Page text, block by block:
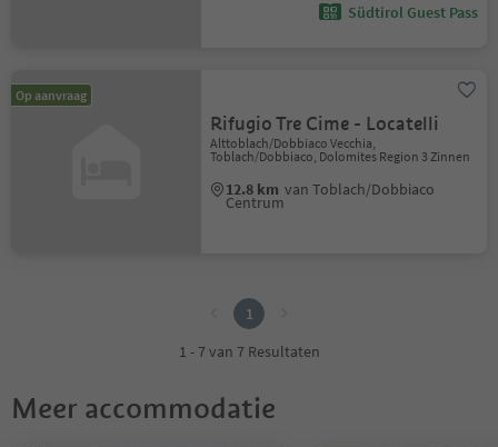
Südtirol Guest Pass
Op aanvraag
Rifugio Tre Cime - Locatelli
Alttoblach/Dobbiaco Vecchia,
Toblach/Dobbiaco, Dolomites Region 3 Zinnen
12.8 km van Toblach/Dobbiaco
Centrum
1
1 - 7 van 7 Resultaten
Meer accommodatie